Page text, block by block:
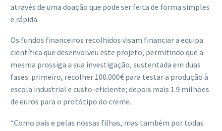
através de uma doação que pode ser feita de forma simples
e rápida.
Os fundos financeiros recolhidos visam financiar a equipa
científica que desenvolveu este projeto, permitindo que a
mesma prossiga a sua investigação, sustentada em duas
fases: primeiro, recolher 100.000€ para testar a produção à
escola industrial e custo-eficiente; depois mais 1.9 milhões
de euros para o protótipo do creme.
“Como pais e pelas nossas filhas, mas também por todas